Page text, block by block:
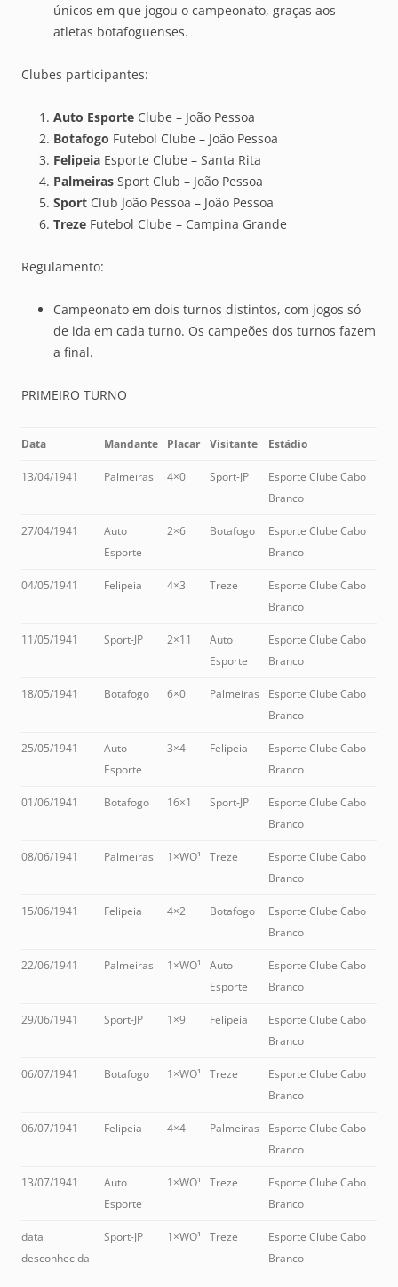
únicos em que jogou o campeonato, graças aos
atletas botafoguenses.
Clubes participantes:
Auto Esporte Clube – João Pessoa
Botafogo Futebol Clube – João Pessoa
Felipeia Esporte Clube – Santa Rita
Palmeiras Sport Club – João Pessoa
Sport Club João Pessoa – João Pessoa
Treze Futebol Clube – Campina Grande
Regulamento:
Campeonato em dois turnos distintos, com jogos só
de ida em cada turno. Os campeões dos turnos fazem
a final.
PRIMEIRO TURNO
Data Mandante Placar Visitante Estádio
13/04/1941 Palmeiras 4×0 Sport-JP
Esporte Clube Cabo
Branco
27/04/1941
Auto
Esporte
2×6 Botafogo
Esporte Clube Cabo
Branco
04/05/1941 Felipeia 4×3 Treze
Esporte Clube Cabo
Branco
11/05/1941 Sport-JP 2×11
Auto
Esporte
Esporte Clube Cabo
Branco
18/05/1941 Botafogo 6×0 Palmeiras
Esporte Clube Cabo
Branco
25/05/1941
Auto
Esporte
3×4 Felipeia
Esporte Clube Cabo
Branco
01/06/1941 Botafogo 16×1 Sport-JP
Esporte Clube Cabo
Branco
08/06/1941 Palmeiras 1×WO¹ Treze
Esporte Clube Cabo
Branco
15/06/1941 Felipeia 4×2 Botafogo
Esporte Clube Cabo
Branco
22/06/1941 Palmeiras 1×WO¹
Auto
Esporte
Esporte Clube Cabo
Branco
29/06/1941 Sport-JP 1×9 Felipeia
Esporte Clube Cabo
Branco
06/07/1941 Botafogo 1×WO¹ Treze
Esporte Clube Cabo
Branco
06/07/1941 Felipeia 4×4 Palmeiras
Esporte Clube Cabo
Branco
13/07/1941
Auto
Esporte
1×WO¹ Treze
Esporte Clube Cabo
Branco
data
desconhecida
Sport-JP 1×WO¹ Treze
Esporte Clube Cabo
Branco